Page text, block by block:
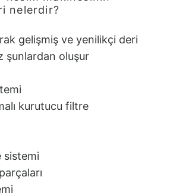
nelerdir?
gelişmiş ve yenilikçi deri
şunlardan oluşur
kurutucu filtre
sistemi